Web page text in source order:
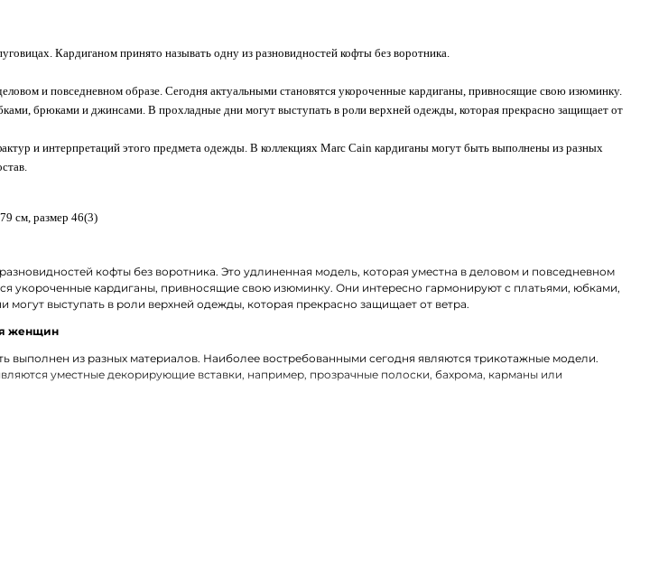
Кардиганом принято называть одну из разновидностей кофты без воротника.
и повседневном образе. Сегодня актуальными становятся укороченные кардиганы, привносящие свою изюминку.
брюками и джинсами. В прохладные дни могут выступать в роли верхней одежды, которая прекрасно защищает от
и интерпретаций этого предмета одежды. В коллекциях Marc Cain кардиганы могут быть выполнены из разных
см, размер 46(3)
кофты без воротника. Это удлиненная модель, которая уместна в деловом и повседневном
укороченные кардиганы, привносящие свою изюминку. Они интересно гармонируют с платьями, юбками,
выступать в роли верхней одежды, которая прекрасно защищает от ветра.
женщин
выполнен из разных материалов. Наиболее востребованными сегодня являются трикотажные модели.
уместные декорирующие вставки, например, прозрачные полоски, бахрома, карманы или
хлопка, который может комбинироваться со стриженной шерстью, полиамидом, акрилом или